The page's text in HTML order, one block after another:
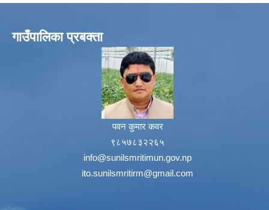
गाउँपालिका प्रबक्ता
पवन कुमार कवर
९८५७८३२२६५
info@sunilsmritimun.gov.np
ito.sunilsmritirm@gmail.com